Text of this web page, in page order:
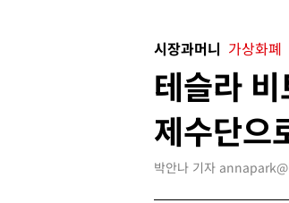
시장과머니 가상화폐
테슬라
제수단으
박안나 기자